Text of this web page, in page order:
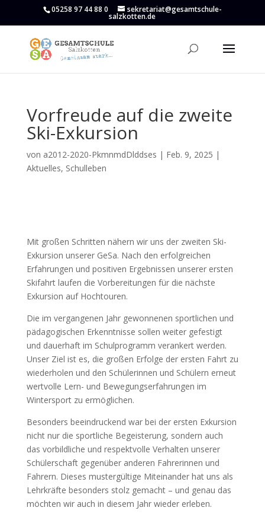
05258 97 44 88 0 sekretariat@gesamtschule-
salzkotten.de
Vorfreude auf die zweite
Ski-Exkursion
von a2012-2020-PkmnmdDlddses | Feb. 9, 2025 |
Aktuelles, Schulleben
Mit großen Schritten nähern wir uns der zweiten Ski-
Exkursion unserer GeSa. Nach den erfolgreichen
Erfahrungen und positiven Ergebnissen unserer ersten
Skifahrt laufen die Vorbereitungen für die nächste
Exkursion auf Hochtouren.
Die im vergangenen Jahr gewonnenen sportlichen und
pädagogischen Erkenntnisse sollen weiter gefestigt
und dauerhaft im Schulprogramm verankert werden.
Unser Ziel ist es, die großen Erfolge der ersten Fahrt zu
wiederholen und den Schülerinnen und Schülern erneut
wertvolle Lern- und Bewegungserfahrungen im
Wintersport zu ermöglichen.
Besonders beeindruckend war bei der ersten Exkursion
nicht nur die sportliche Begeisterung, sondern auch
das vorbildliche und respektvolle Verhalten unserer
Schülerschaft gegenüber anderen Fahrerinnen und
Fahrern. Dieses mustergültige Miteinander hat uns als
Lehrkräfte besonders stolz gemacht – und genau das
möchten wir auch in diesem Jahr wieder erleben.